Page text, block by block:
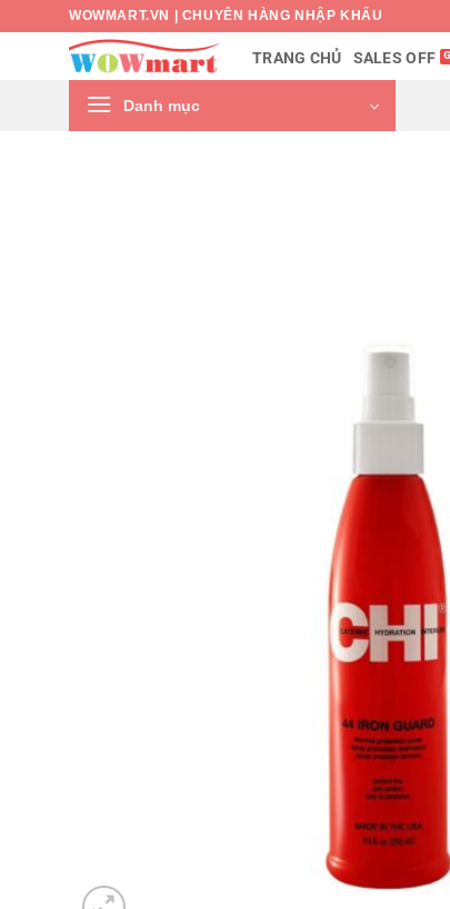
WOWMART.VN | CHUYÊN HÀNG NHẬP KHẨU
TRANG CHỦ SALES OFF
Danh mục